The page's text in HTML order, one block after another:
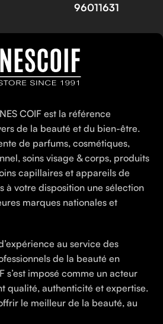
96011631
COIF est la référence
de la beauté et du bien-être.
de parfums, cosmétiques,
soins visage & corps, produits
capillaires et appareils de
à votre disposition une sélection
marques nationales et
au service des
de la beauté en
s’est imposé comme un acteur
qualité, authenticité et expertise.
le meilleur de la beauté, au